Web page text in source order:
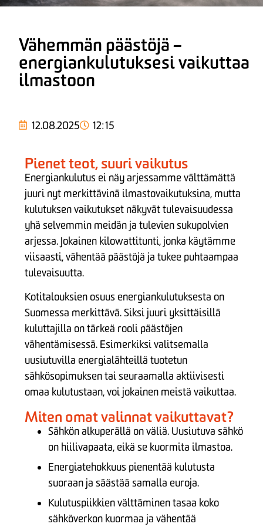
Vähemmän päästöjä –
energiankulutuksesi vaikuttaa
ilmastoon
12.08.2025 12:15
Pienet teot, suuri vaikutus
Energiankulutus ei näy arjessamme välttämättä
juuri nyt merkittävinä ilmastovaikutuksina, mutta
kulutuksen vaikutukset näkyvät tulevaisuudessa
yhä selvemmin meidän ja tulevien sukupolvien
arjessa. Jokainen kilowattitunti, jonka käytämme
viisaasti, vähentää päästöjä ja tukee puhtaampaa
tulevaisuutta.
Kotitalouksien osuus energiankulutuksesta on
Suomessa merkittävä. Siksi juuri yksittäisillä
kuluttajilla on tärkeä rooli päästöjen
vähentämisessä. Esimerkiksi valitsemalla
uusiutuvilla energialähteillä tuotetun
sähkösopimuksen tai seuraamalla aktiivisesti
omaa kulutustaan, voi jokainen meistä vaikuttaa.
Miten omat valinnat vaikuttavat?
Sähkön alkuperällä on väliä. Uusiutuva sähkö
on hiilivapaata, eikä se kuormita ilmastoa.
Energiatehokkuus pienentää kulutusta
suoraan ja säästää samalla euroja.
Kulutuspiikkien välttäminen tasaa koko
sähköverkon kuormaa ja vähentää